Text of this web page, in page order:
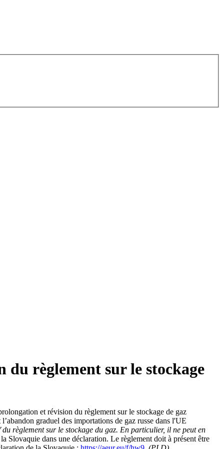
règlement sur le stockage
et révision du règlement sur le stockage de gaz
graduel des importations de gaz russe dans l'UE
règlement sur le stockage du gaz. En particulier, il ne peut en
Slovaquie dans une déclaration. Le règlement doit à présent être